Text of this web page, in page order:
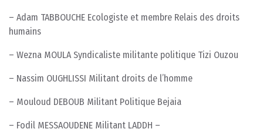
– Adam TABBOUCHE Ecologiste et membre Relais des droits
humains
– Wezna MOULA Syndicaliste militante politique Tizi Ouzou
– Nassim OUGHLISSI Militant droits de l’homme
– Mouloud DEBOUB Militant Politique Bejaia
– Fodil MESSAOUDENE Militant LADDH –